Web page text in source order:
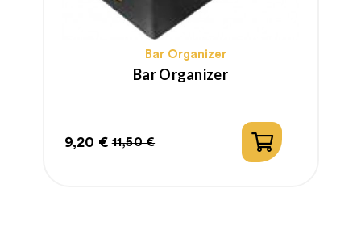
Bar Organizer
Bar Organizer
Prezzo
9,20 €
Prezzo
11,50 €